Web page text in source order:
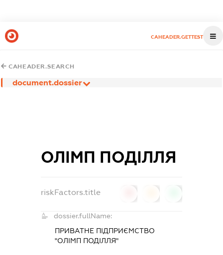
CAHEADER.GETTEST
CAHEADER.SEARCH
document.dossier
ОЛІМП ПОДІЛЛЯ
riskFactors.title
dossier.fullName:
ПРИВАТНЕ ПІДПРИЄМСТВО
"ОЛІМП ПОДІЛЛЯ"